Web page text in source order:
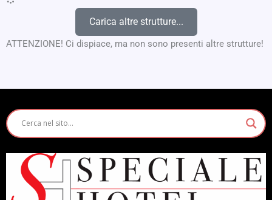
Carica altre strutture...
ATTENZIONE! Ci dispiace, ma non sono presenti altre strutture!